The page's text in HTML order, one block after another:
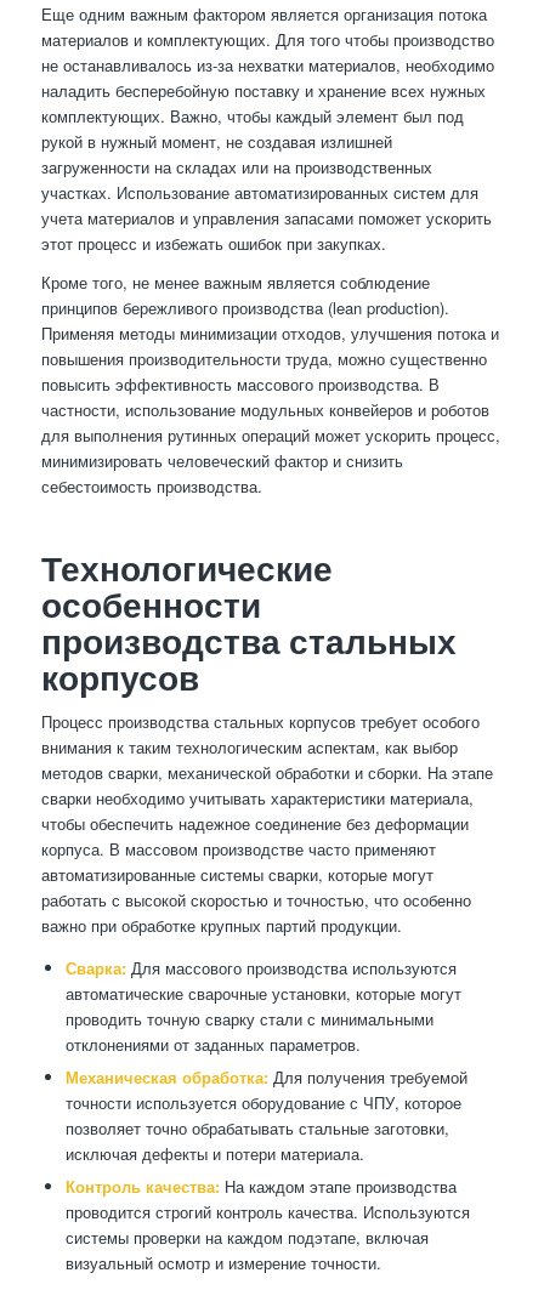
Еще одним важным фактором является организация потока
материалов и комплектующих. Для того чтобы производство
не останавливалось из-за нехватки материалов, необходимо
наладить бесперебойную поставку и хранение всех нужных
комплектующих. Важно, чтобы каждый элемент был под
рукой в нужный момент, не создавая излишней
загруженности на складах или на производственных
участках. Использование автоматизированных систем для
учета материалов и управления запасами поможет ускорить
этот процесс и избежать ошибок при закупках.
Кроме того, не менее важным является соблюдение
принципов бережливого производства (lean production).
Применяя методы минимизации отходов, улучшения потока и
повышения производительности труда, можно существенно
повысить эффективность массового производства. В
частности, использование модульных конвейеров и роботов
для выполнения рутинных операций может ускорить процесс,
минимизировать человеческий фактор и снизить
себестоимость производства.
Технологические
особенности
производства стальных
корпусов
Процесс производства стальных корпусов требует особого
внимания к таким технологическим аспектам, как выбор
методов сварки, механической обработки и сборки. На этапе
сварки необходимо учитывать характеристики материала,
чтобы обеспечить надежное соединение без деформации
корпуса. В массовом производстве часто применяют
автоматизированные системы сварки, которые могут
работать с высокой скоростью и точностью, что особенно
важно при обработке крупных партий продукции.
Сварка:Для массового производства используются
автоматические сварочные установки, которые могут
проводить точную сварку стали с минимальными
отклонениями от заданных параметров.
Механическая обработка:Для получения требуемой
точности используется оборудование с ЧПУ, которое
позволяет точно обрабатывать стальные заготовки,
исключая дефекты и потери материала.
Контроль качества:На каждом этапе производства
проводится строгий контроль качества. Используются
системы проверки на каждом подэтапе, включая
визуальный осмотр и измерение точности.